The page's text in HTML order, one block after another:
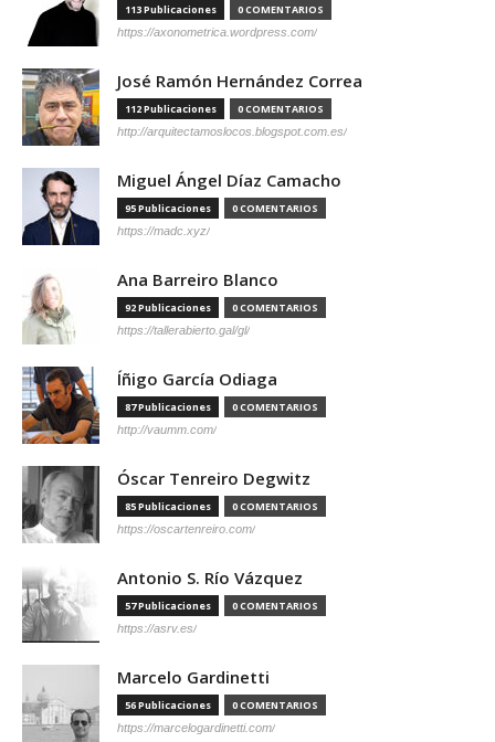
113 Publicaciones 0 COMENTARIOS
https://axonometrica.wordpress.com/
José Ramón Hernández Correa
112 Publicaciones 0 COMENTARIOS
http://arquitectamoslocos.blogspot.com.es/
Miguel Ángel Díaz Camacho
95 Publicaciones 0 COMENTARIOS
https://madc.xyz/
Ana Barreiro Blanco
92 Publicaciones 0 COMENTARIOS
https://tallerabierto.gal/gl/
Íñigo García Odiaga
87 Publicaciones 0 COMENTARIOS
http://vaumm.com/
Óscar Tenreiro Degwitz
85 Publicaciones 0 COMENTARIOS
https://oscartenreiro.com/
Antonio S. Río Vázquez
57 Publicaciones 0 COMENTARIOS
https://asrv.es/
Marcelo Gardinetti
56 Publicaciones 0 COMENTARIOS
https://marcelogardinetti.com/